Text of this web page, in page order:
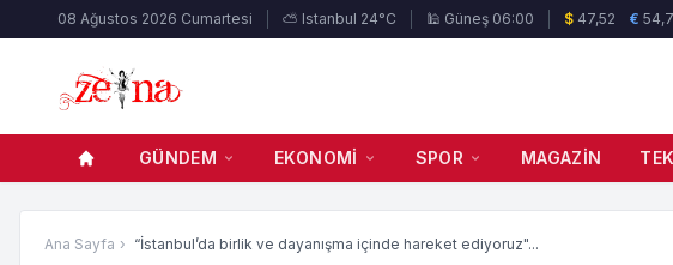
08 Ağustos 2026 Cumartesi ⛅ Istanbul 24°C 🕌 Güneş 06:00 $ 47,52 €
GÜNDEM EKONOMI SPOR MAGAZIN
Ana Sayfa › “İstanbul’da birlik ve dayanışma içinde hareket ediyoruz"...